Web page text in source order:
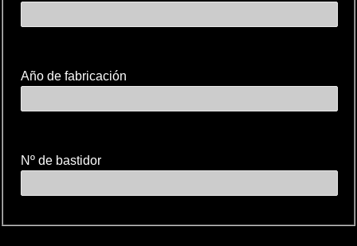
Año de fabricación
Nº de bastidor